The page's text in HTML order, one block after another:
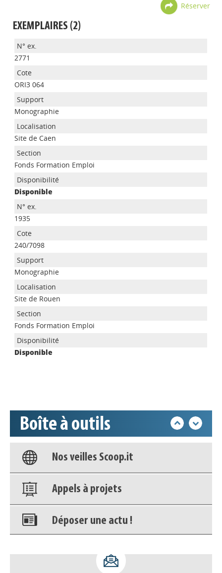
Réserver
EXEMPLAIRES (2)
2771
ORI3 064
Monographie
Site de Caen
Fonds Formation Emploi
Disponible
1935
240/7098
Monographie
Site de Rouen
Fonds Formation Emploi
Disponible
Boîte à outils
Appels à projets
Base documentaire
Nos veilles Scoop.it
Appels à projets
Déposer une actu !
déconnecter)